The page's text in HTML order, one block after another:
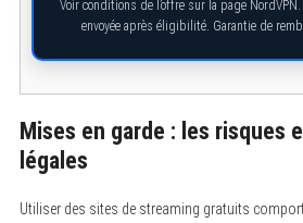
Voir conditions de l’offre sur la page
envoyée après éligibilité. Garantie de
Mises en garde : les risques
légales
Utiliser des sites de streaming gratuits